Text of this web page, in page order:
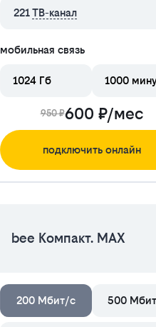
221 ТВ-канал
мобильная связь
1024 Гб 1000
950 ₽600 ₽/мес
подключить онлайн
bee Компакт. MAX
200 Мбит/с 500